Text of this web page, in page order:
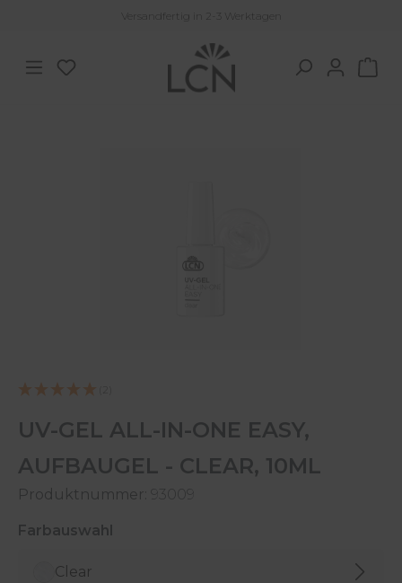
Zum Hauptinhalt springenVersandfertig in 2-3 Werktagen
Du hast 0 Produkte auf dem Merkzettel
UV-GEL ALL-IN-ONE EASY,
AUFBAUGEL - CLEAR, 10ML
Produktnummer: 93009
Farbauswahl
Clear